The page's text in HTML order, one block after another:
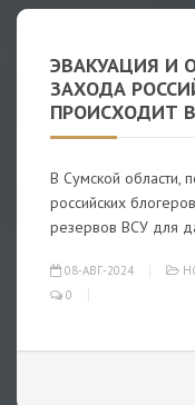
ЭВАКУАЦИЯ И
ЗАХОДА
ПРОИСХОДИТ
В Сумской области,
российских
резервов ВСУ для
08-АВГ-2024
0